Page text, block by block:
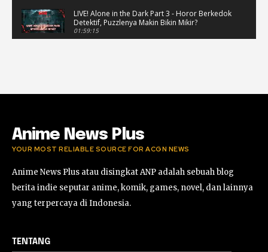
LIVE! Alone in the Dark Part 3 - Horor Berkedok
Detektif, Puzzlenya Makin Bikin Mikir?
01:59:15
#ProjectWingman
Anime News Plus
YOUR MOST RELIABLE SOURCE FOR ACGN NEWS
Anime News Plus atau disingkat ANP adalah sebuah blog
berita indie seputar anime, komik, games, novel, dan lainnya
yang terpercaya di Indonesia.
TENTANG